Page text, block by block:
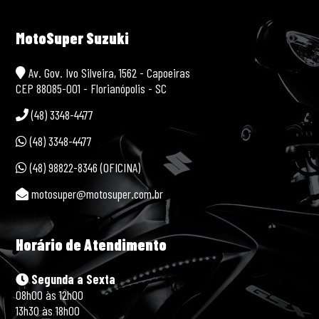
MotoSuper Suzuki
Av. Gov. Ivo Silveira, 1562 - Capoeiras
CEP 88085-001 - Florianópolis - SC
(48) 3348-4477
(48) 3348-4477
(48) 98822-8346 (OFICINA)
motosuper@motosuper.com.br
Horário de Atendimento
Segunda a Sexta
08h00 às 12h00
13h30 às 18h00